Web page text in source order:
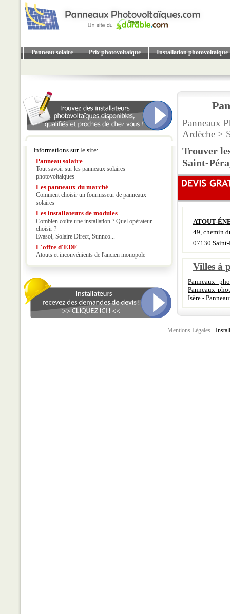
Panneau solaire Prix photovoltaique Installation photovoltaique
Informations sur le site:
Panneau solaire
Tout savoir sur les panneaux solaires
photovoltaiques
Les panneaux du marché
Comment choisir un fournisseur de panneaux
solaires
Les installateurs de modules
Combien coûte une installation ? Quel opérateur
choisir ?
Evasol, Solaire Direct, Sunnco...
L'offre d'EDF
Atouts et inconvénients de l'ancien monopole
Panneaux
Ardèche >
Trouver
Saint-
ATOUT-
49, chemin
07130 Saint-
Villes à
Panneaux
Panneaux
Isère -
Mentions Légales -